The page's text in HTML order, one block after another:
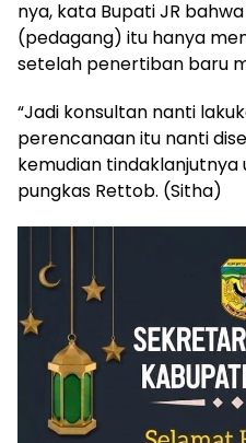
nya, kata Bupati JR
(pedagang) itu hanya
setelah penertiban baru
“Jadi konsultan nanti
perencanaan itu nanti
kemudian tindaklanjutnya
pungkas Rettob. (Sitha)